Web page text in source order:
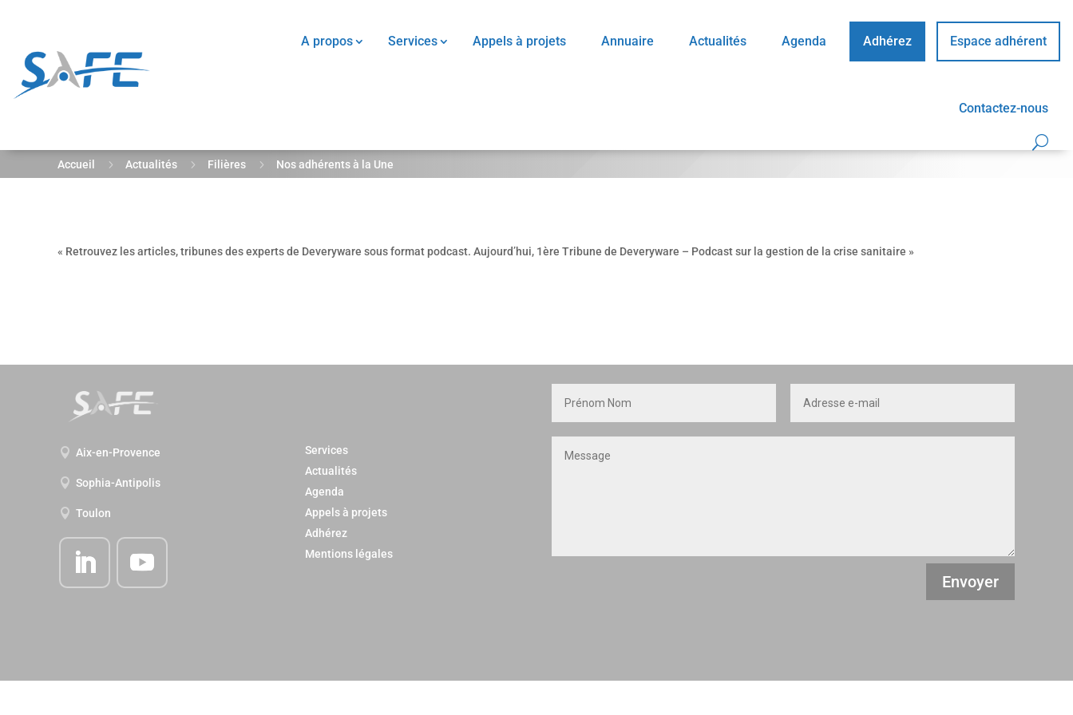
A propos Services Appels à projets Annuaire Actualités Agenda Adhérez Espace adhérent
Contactez-nous
Accueil 5 Actualités 5 Filières 5 Nos adhérents à la Une
« Retrouvez les articles, tribunes des experts de Deveryware sous format podcast. Aujourd’hui, 1ère Tribune de Deveryware – Podcast sur la gestion de la crise sanitaire »
 Aix-en-Provence
 Sophia-Antipolis
 Toulon
Services
Actualités
Agenda
Appels à projets
Adhérez
Mentions légales
Envoyer